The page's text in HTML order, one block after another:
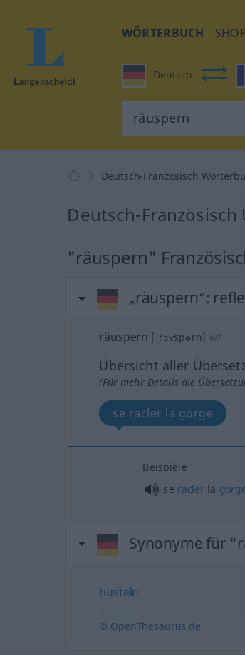
WÖRTERBUCH
Deutsch
Deutsch-Französisch
Deutsch-
"räuspern"
„räuspern“:
räuspern [ˈrɔʏspərn] v/r
Übersicht aller
(Für mehr Details die
se racler la gorge
Beispiele
se racler la
Synonyme für
hüsteln
© OpenThesaurus.de